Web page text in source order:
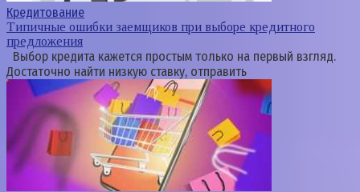
Кредитование
Типичные ошибки заемщиков при выборе кредитного
предложения
Выбор кредита кажется простым только на первый взгляд.
Достаточно найти низкую ставку, отправить